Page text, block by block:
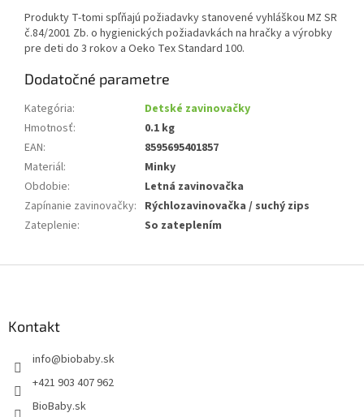
Produkty T-tomi spľňajú požiadavky stanovené vyhláškou MZ SR
č.84/2001 Zb. o hygienických požiadavkách na hračky a výrobky
pre deti do 3 rokov a Oeko Tex Standard 100.
Dodatočné parametre
Kategória:
Detské zavinovačky
Hmotnosť:
0.1 kg
EAN:
8595695401857
Materiál:
Minky
Obdobie:
Letná zavinovačka
Zapínanie zavinovačky: Rýchlozavinovačka / suchý zips
Zateplenie: So zateplením
Kontakt
info@biobaby.sk
+421 903 407 962
BioBaby.sk